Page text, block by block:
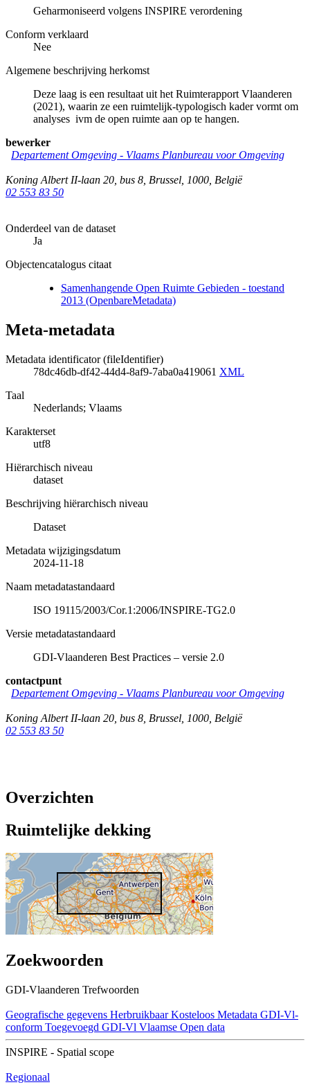
Geharmoniseerd volgens INSPIRE verordening
Conform verklaard
Nee
Algemene beschrijving herkomst
Deze laag is een resultaat uit het Ruimterapport Vlaanderen
(2021), waarin ze een ruimtelijk-typologisch kader vormt om
analyses ivm de open ruimte aan op te hangen.
bewerker
Departement Omgeving - Vlaams Planbureau voor Omgeving
Koning Albert II-laan 20, bus 8 Brussel 1000 België
02 553 83 50
Onderdeel van de dataset
Ja
Objectencatalogus citaat
Samenhangende Open Ruimte Gebieden - toestand
2013 (OpenbareMetadata)
Meta-metadata
Metadata identificator (fileIdentifier)
78dc46db-df42-44d4-8af9-7aba0a419061 XML
Taal
Nederlands; Vlaams
Karakterset
utf8
Hiërarchisch niveau
dataset
Beschrijving hiërarchisch niveau
Dataset
Metadata wijzigingsdatum
2024-11-18
Naam metadatastandaard
ISO 19115/2003/Cor.1:2006/INSPIRE-TG2.0
Versie metadatastandaard
GDI-Vlaanderen Best Practices – versie 2.0
contactpunt
Departement Omgeving - Vlaams Planbureau voor Omgeving
Koning Albert II-laan 20, bus 8 Brussel 1000 België
02 553 83 50
Overzichten
Ruimtelijke dekking
Zoekwoorden
GDI-Vlaanderen Trefwoorden
Geografische gegevens Herbruikbaar Kosteloos Metadata GDI-Vl-
conform Toegevoegd GDI-Vl Vlaamse Open data
INSPIRE - Spatial scope
Regionaal